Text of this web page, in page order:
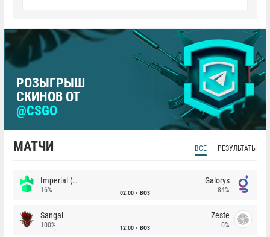
РОЗЫГРЫШ
СКИНОВ ОТ
@CSGO
МАТЧИ ВСЕ РЕЗУЛЬТАТЫ
Imperial (Brazil)
16% 02:00 BO3
Galorys
84%
Sangal
100% 12:00 BO3
Zeste
0%